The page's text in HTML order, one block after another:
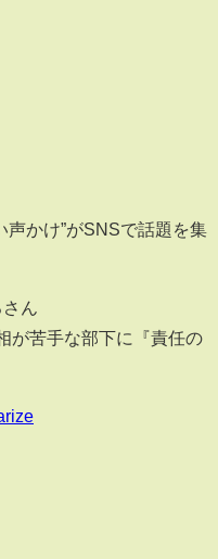
かけ”がSNSで話題を集
ん
が苦手な部下に『責任の